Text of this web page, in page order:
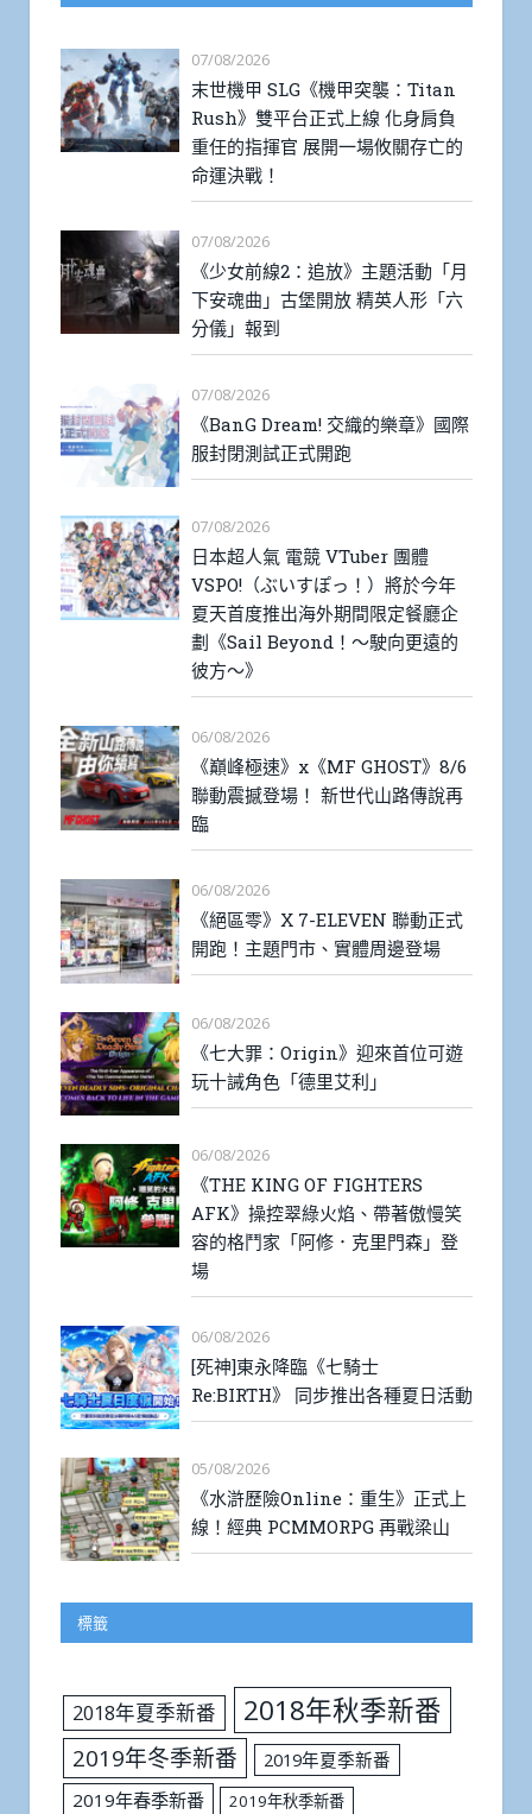
07/08/2026
末世機甲 SLG《機甲突襲：Titan
Rush》雙平台正式上線 化身肩負
重任的指揮官 展開一場攸關存亡的
命運決戰！
07/08/2026
《少女前線2：追放》主題活動「月
下安魂曲」古堡開放 精英人形「六
分儀」報到
07/08/2026
《BanG Dream! 交織的樂章》國際
服封閉測試正式開跑
07/08/2026
日本超人氣 電競 VTuber 團體
VSPO!（ぶいすぽっ！）將於今年
夏天首度推出海外期間限定餐廳企
劃《Sail Beyond！～駛向更遠的
彼方～》
06/08/2026
《巔峰極速》x《MF GHOST》8/6
聯動震撼登場！ 新世代山路傳說再
臨
06/08/2026
《絕區零》X 7-ELEVEN 聯動正式
開跑！主題門市、實體周邊登場
06/08/2026
《七大罪：Origin》迎來首位可遊
玩十誡角色「德里艾利」
06/08/2026
《THE KING OF FIGHTERS
AFK》操控翠綠火焰、帶著傲慢笑
容的格鬥家「阿修．克里門森」登
場
06/08/2026
[死神]東永降臨《七騎士
Re:BIRTH》 同步推出各種夏日活動
05/08/2026
《水滸歷險Online：重生》正式上
線！經典 PCMMORPG 再戰梁山
標籤
2018年夏季新番 2018年秋季新番
2019年冬季新番
2019年夏季新番
2019年春季新番
2019年秋季新番